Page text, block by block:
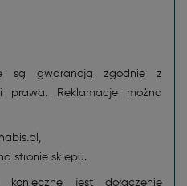
są gwarancją zgodnie z
prawa. Reklamacje można
stronie sklepu.
konieczne jest dołączenie